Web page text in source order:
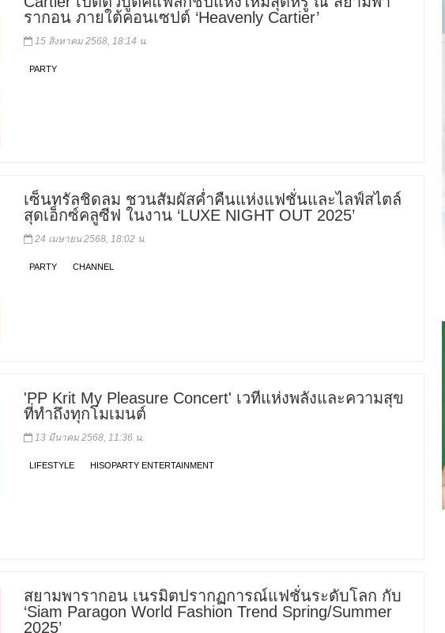
รากอน ภายใต้คอนเซปต์ ‘Heavenly Cartier’
15 สิงหาคม 2568, 18:14 น.
PARTY
เซ็นทรัลชิดลม ชวนสัมผัสค่ำคืนแห่งแฟชั่นและไลฟ์สไตล์
สุดเอ็กซ์คลูซีฟ ในงาน ‘LUXE NIGHT OUT 2025’
24 เมษายน 2568, 18:02 น.
PARTY CHANNEL
'PP Krit My Pleasure Concert' เวทีแห่งพลังและความสุข
ที่ทำถึงทุกโมเมนต์
13 มีนาคม 2568, 11:36 น.
LIFESTYLE HISOPARTY ENTERTAINMENT
สยามพารากอน เนรมิตปรากฏการณ์แฟชั่นระดับโลก กับ
‘Siam Paragon World Fashion Trend Spring/Summer
2025’